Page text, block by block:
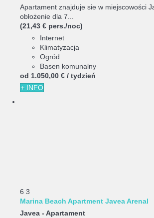
Apartament znajduje sie w miejscowości
obłożenie dla 7...
(21,43 € pers./noc)
Internet
Klimatyzacja
Ogród
Basen komunalny
od 1.050,00 € / tydzień
+ INFO
6 3
Marina Beach Apartment Javea Arenal
Javea - Apartament